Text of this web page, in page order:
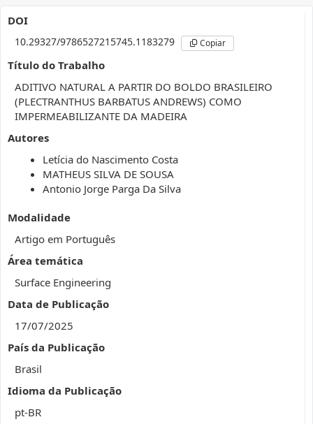
DOI
10.29327/9786527215745.1183279 Copiar
Título do Trabalho
ADITIVO NATURAL A PARTIR DO BOLDO BRASILEIRO
(PLECTRANTHUS BARBATUS ANDREWS) COMO
IMPERMEABILIZANTE DA MADEIRA
Autores
Letícia do Nascimento Costa
MATHEUS SILVA DE SOUSA
Antonio Jorge Parga Da Silva
Modalidade
Artigo em Português
Área temática
Surface Engineering
Data de Publicação
17/07/2025
País da Publicação
Brasil
Idioma da Publicação
pt-BR